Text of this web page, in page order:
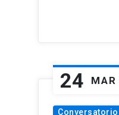
24 MAR
Conversatorio